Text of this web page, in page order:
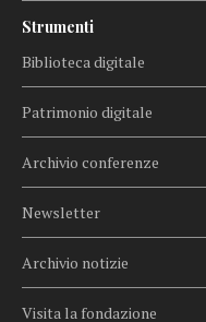
Strumenti
Biblioteca digitale
Patrimonio digitale
Archivio conferenze
Newsletter
Archivio notizie
Visita la fondazione